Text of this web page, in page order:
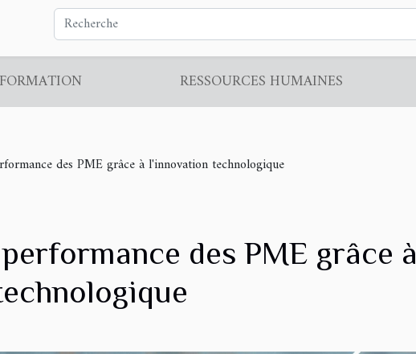
FORMATION RESSOURCES HUMAINES
des PME grâce à l'innovation technologique
des PME grâce à